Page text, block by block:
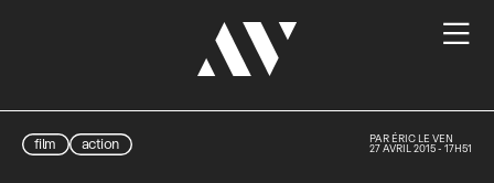

film action PAR ÉRIC LE VEN
27 AVRIL 2015 - 17H51